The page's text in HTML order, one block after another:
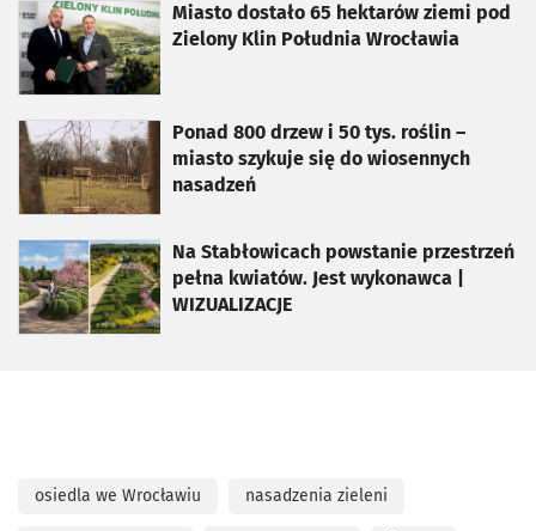
Miasto dostało 65 hektarów ziemi pod
Zielony Klin Południa Wrocławia
otworzy się w nowej karcie
Ponad 800 drzew i 50 tys. roślin –
miasto szykuje się do wiosennych
nasadzeń
otworzy się w nowej karcie
Na Stabłowicach powstanie przestrzeń
pełna kwiatów. Jest wykonawca |
WIZUALIZACJE
otworzy się w nowej karcie
osiedla we Wrocławiu nasadzenia zieleni